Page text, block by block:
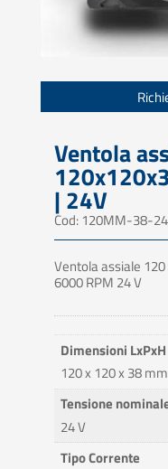
Ventola
| 24V
Cod: 120MM-38-
Ventola assiale
6000 RPM 24 V
Dimensioni LxPxH
120 x 120 x 38 mm
Tensione
24 V
Tipo Corrente